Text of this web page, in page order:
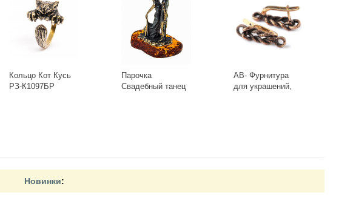
Кольцо Кот Кусь
РЗ-К1097БР
Парочка
Свадебный танец
AB- Фурнитура
для украшений,
Новинки: